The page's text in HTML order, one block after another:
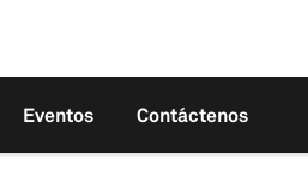
Eventos Contáctenos